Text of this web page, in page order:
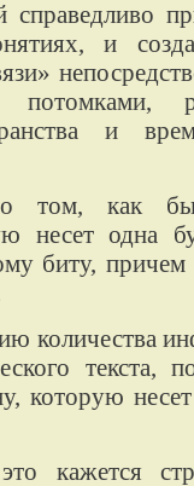
справедливо
и
потомками,
и
том, как
несет одна
биту, причем
количества
текста,
которую
кажется